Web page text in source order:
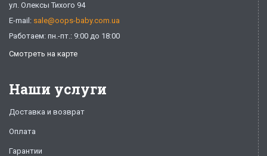
ул. Олексы Тихого 94
E-mail: sale@oops-baby.com.ua
Работаем: пн.-пт.: 9:00 до 18:00
Смотреть на карте
Наши услуги
Доставка и возврат
Оплата
Гарантии